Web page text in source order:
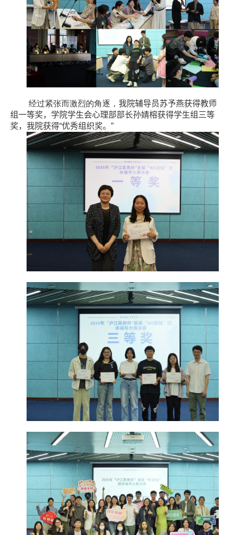
经过紧张而激烈的角逐，我院辅导员苏予燕获得教师
组一等奖，学院学生会心理部部长孙婧榕获得学生组三等
奖，我院获得“优秀组织奖。”